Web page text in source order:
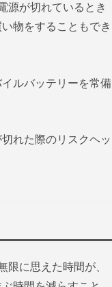
源が切れているとき
物をすることもでき
ルバッテリーを常備
れた際のリスクヘッ
に思えた時間が、